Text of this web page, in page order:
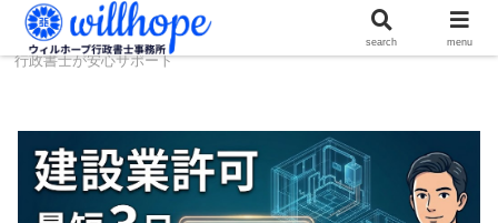
ホーム 建設コラム
東大和市で建設業許可を取ろう！
行政書士が安心サポート
search menu